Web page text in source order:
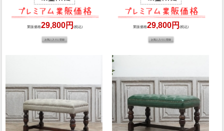
業販価格29,800円 (税込) 業販価格29,800円(税込)